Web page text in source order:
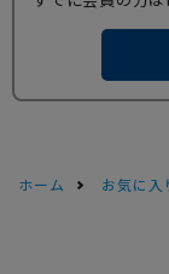
ホーム お気に入